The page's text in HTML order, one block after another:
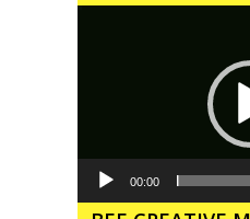
00:00